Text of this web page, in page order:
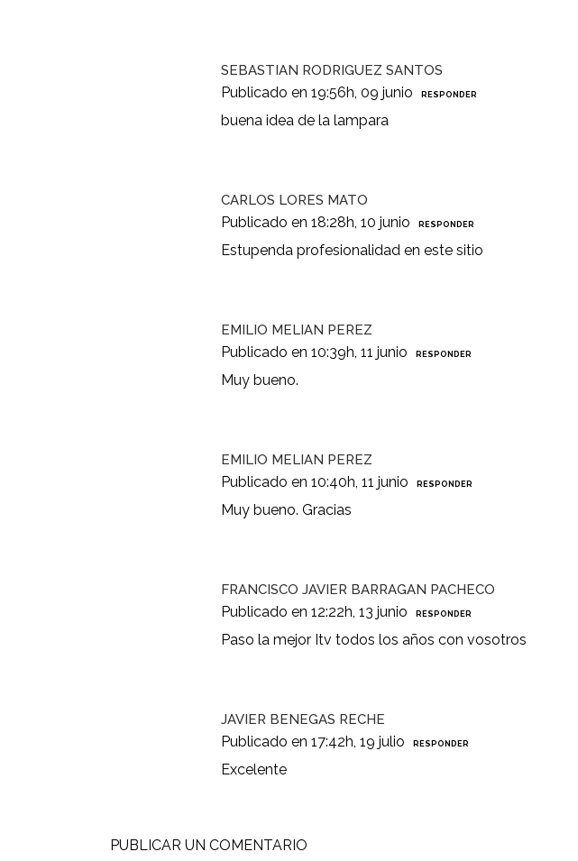
SEBASTIAN RODRIGUEZ SANTOS
Publicado en 19:56h, 09 junio RESPONDER
buena idea de la lampara
CARLOS LORES MATO
Publicado en 18:28h, 10 junio RESPONDER
Estupenda profesionalidad en este sitio
EMILIO MELIAN PEREZ
Publicado en 10:39h, 11 junio RESPONDER
Muy bueno.
EMILIO MELIAN PEREZ
Publicado en 10:40h, 11 junio RESPONDER
Muy bueno. Gracias
FRANCISCO JAVIER BARRAGAN PACHECO
Publicado en 12:22h, 13 junio RESPONDER
Paso la mejor Itv todos los años con vosotros
JAVIER BENEGAS RECHE
Publicado en 17:42h, 19 julio RESPONDER
Excelente
PUBLICAR UN COMENTARIO